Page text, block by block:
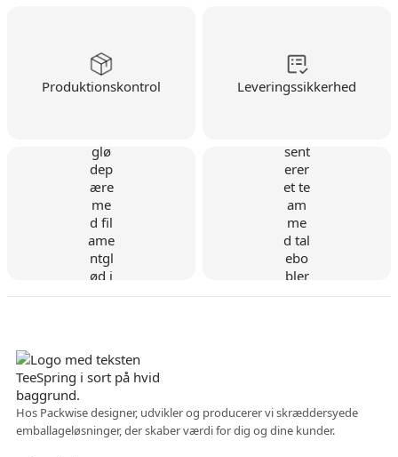
Produktionskontrol Leveringssikkerhed
Hos Packwise designer, udvikler og producerer vi skræddersyede
emballageløsninger, der skaber værdi for dig og dine kunder.